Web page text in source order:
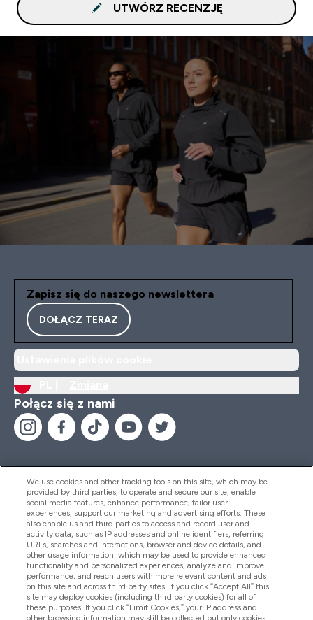
UTWÓRZ RECENZJĘ
Zapisz się do naszego newslettera
DOŁĄCZ TERAZ
Połącz się z nami
Pomoc I Informacja
Produkty
Informacje O Firmie
We use cookies and other tracking tools on this site, which may be
provided by third parties, to operate and secure our site, enable
social media features, enhance performance, tailor user
experiences, support our marketing and advertising efforts. These
also enable us and third parties to access and record user and
activity data, such as IP addresses and online identifiers, referring
URLs, searches and interactions, browser and device details, and
other usage information, which may be used to provide enhanced
functionality and personalized experiences, analyze and improve
performance, and reach users with more relevant content and ads
on this site and across third party sites. If you click “Accept All” this
site may deploy cookies (including third party cookies) for all of
these purposes. If you click “Limit Cookies,” your IP address and
other browsing information may still be collected but only cookies